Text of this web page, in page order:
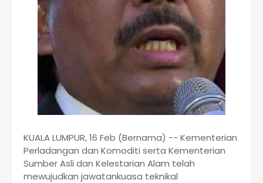
KUALA LUMPUR, 16 Feb (Bernama) -- Kementerian
Perladangan dan Komoditi serta Kementerian
Sumber Asli dan Kelestarian Alam telah
mewujudkan jawatankuasa teknikal